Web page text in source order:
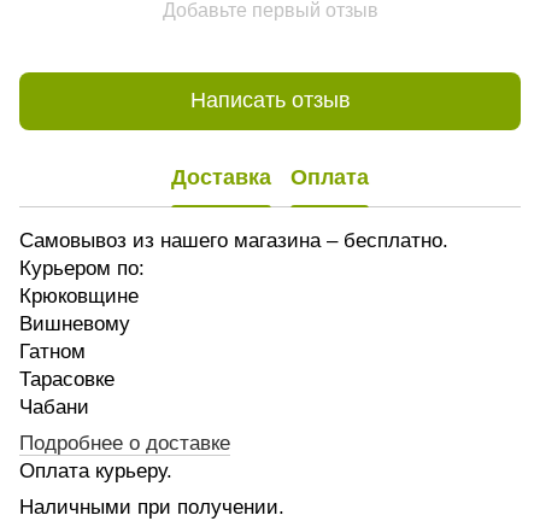
Добавьте первый отзыв
Написать отзыв
Доставка Оплата
Самовывоз из нашего магазина – бесплатно.
Курьером по:
Крюковщине
Вишневому
Гатном
Тарасовке
Чабани
Подробнее о доставке
Оплата курьеру.
Наличными при получении.